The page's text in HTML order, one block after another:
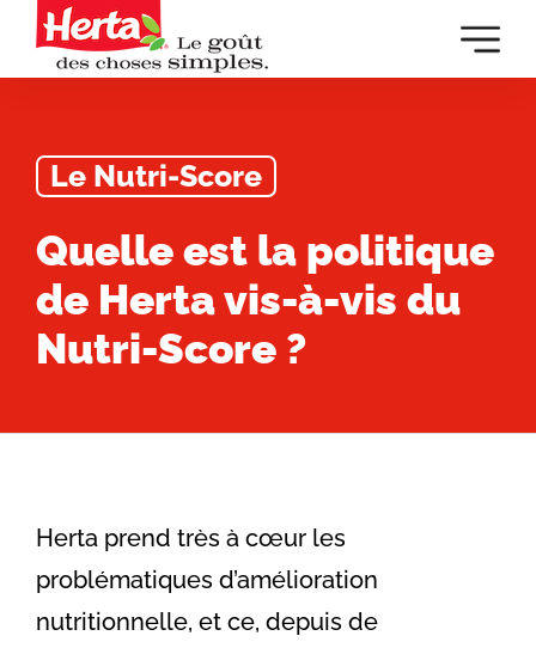
Le Nutri-Score
Quelle est la politique
de Herta vis-à-vis du
Nutri-Score ?
Herta prend très à cœur les
problématiques d’amélioration
nutritionnelle, et ce, depuis de